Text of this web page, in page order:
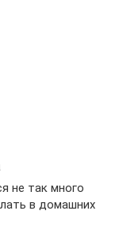
не так много
в домашних